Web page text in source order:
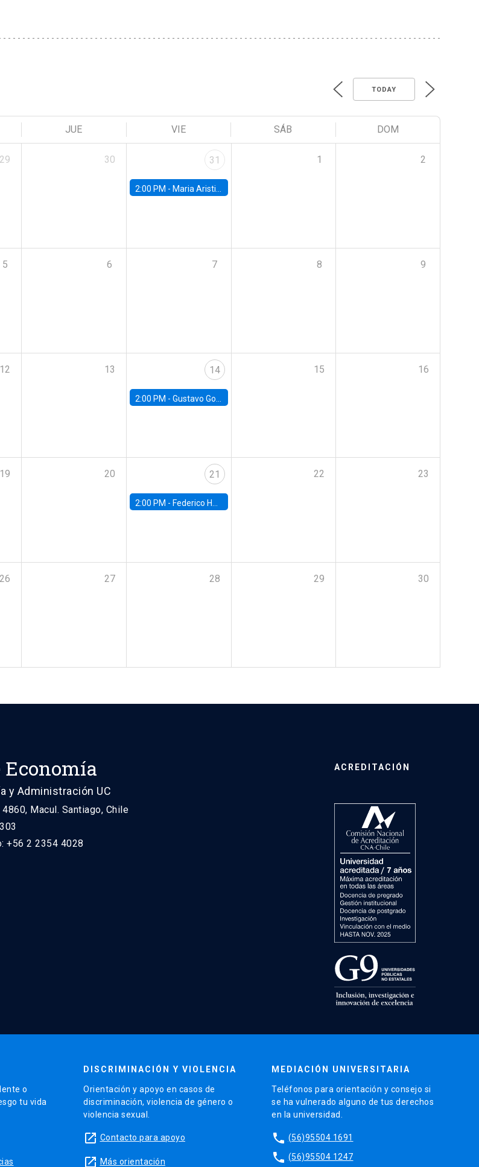
TODAY
JUE VIE SÁB DOM
29 30 31
2:00 PM - Maria Aristizabal-Ramirez, FED Board
1 2
5 6 7 8 9
12 13 14
2:00 PM - Gustavo González - Banco Central de Chile
15 16
19 20 21
2:00 PM - Federico Huneeus - Banco Central de Chile
22 23
26 27 28 29 30
y Administración UC
Macul. Santiago, Chile
+56 2 2354 4028
ACREDITACIÓN
o
tu vida
DISCRIMINACIÓN Y VIOLENCIA
Orientación y apoyo en casos de
discriminación, violencia de género o
violencia sexual.
launch Contacto para apoyo
launch Más orientación
MEDIACIÓN UNIVERSITARIA
Teléfonos para orientación y consejo si
se ha vulnerado alguno de tus derechos
en la universidad.
phone (56)95504 1691
phone (56)95504 1247